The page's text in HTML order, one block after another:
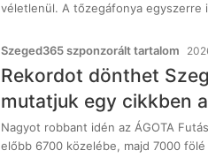
véletlenül. A tőzegáfonya egyszerre
Szeged365 szponzorált tartalom
Rekordot dönthet
mutatjuk egy cikkben
Nagyot robbant idén az ÁGOTA
előbb 6700 közelébe, majd 7000